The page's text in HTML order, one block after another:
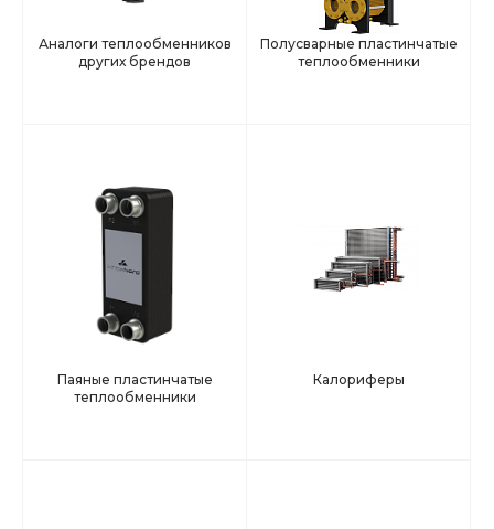
Аналоги теплообменников
других брендов
Полусварные пластинчатые
теплообменники
Паяные пластинчатые
теплообменники
Калориферы